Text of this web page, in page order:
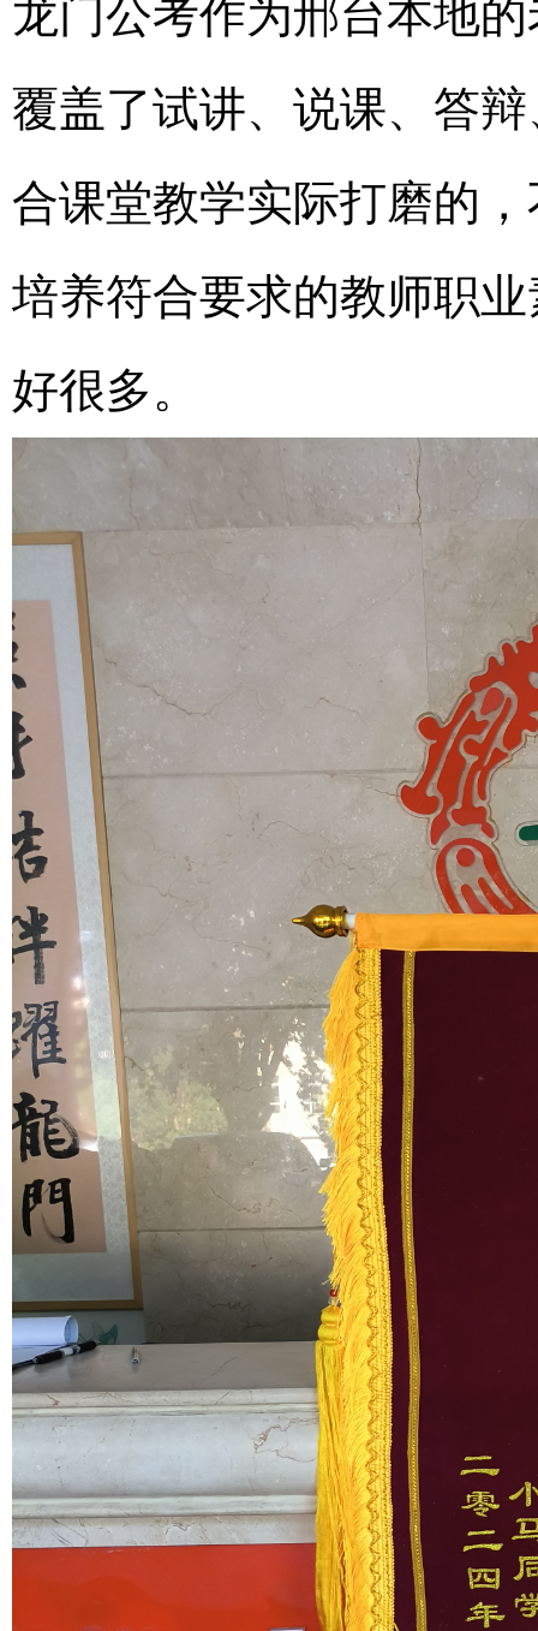
龙门公考作为邢台本地
覆盖了试讲、说课、答
合课堂教学实际打磨的
培养符合要求的教师职
好很多。